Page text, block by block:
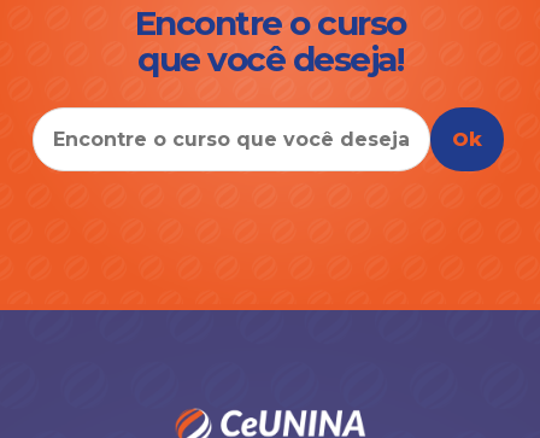
Encontre o curso
que você deseja!
Ok